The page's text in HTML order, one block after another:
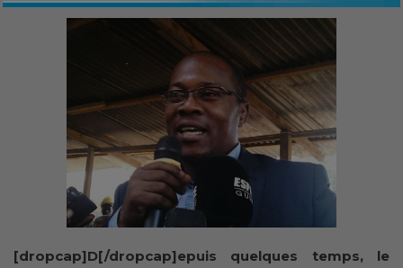
[dropcap]D[/dropcap]epuis quelques temps, le